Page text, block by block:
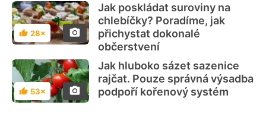
Hodnocení
28×
Jak poskládat suroviny na
chlebíčky? Poradíme, jak
přichystat dokonalé
občerstvení
Hodnocení
53×
Jak hluboko sázet sazenice
rajčat. Pouze správná výsadba
podpoří kořenový systém